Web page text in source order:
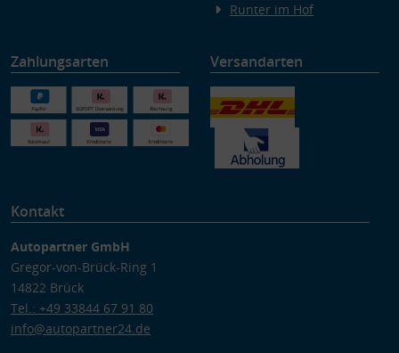
Runter im Hof
Zahlungsarten Versandarten
Kontakt
Autopartner GmbH
Gregor-von-Brück-Ring 1
14822 Brück
Tel.: +49 33844 67 91 80
info@autopartner24.de